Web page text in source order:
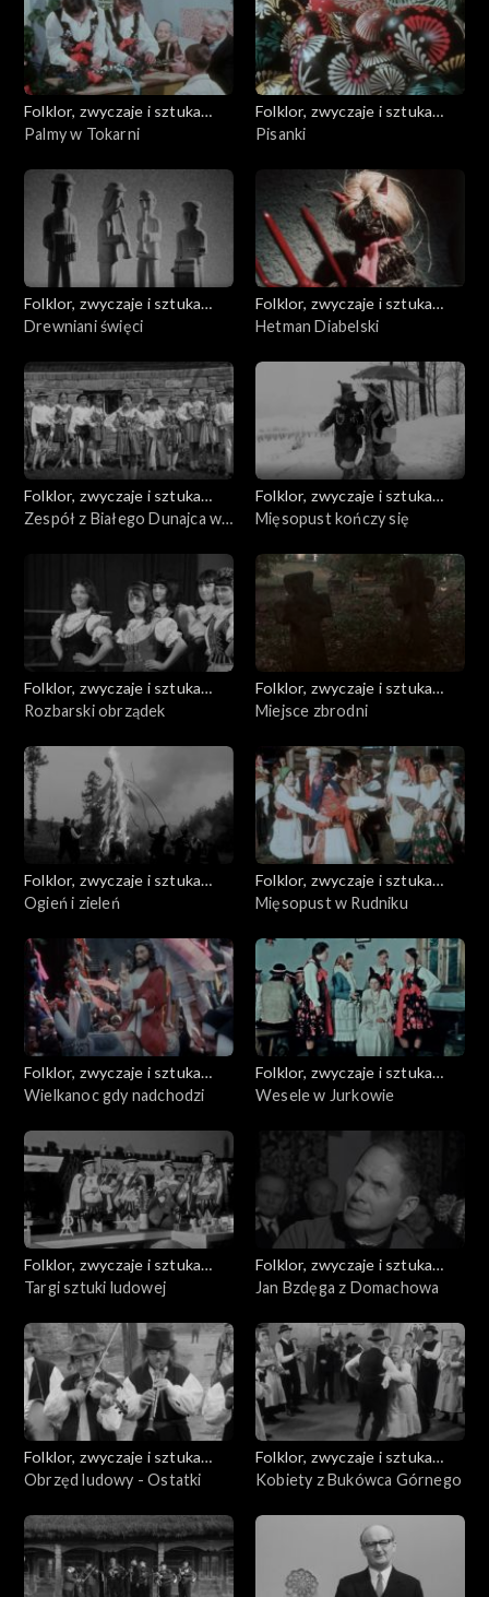
Zakopane 1970
Folklor, zwyczaje i sztuka
ludowa
Palmy w Tokarni
Folklor, zwyczaje i sztuka
ludowa
Pisanki
Folklor, zwyczaje i sztuka
ludowa
Drewniani święci
Folklor, zwyczaje i sztuka
ludowa
Hetman Diabelski
Folklor, zwyczaje i sztuka
ludowa
Zespół z Białego Dunajca w
Folklor, zwyczaje i sztuka
ludowa
Mięsopust kończy się
Folklor, zwyczaje i sztuka
ludowa
Rozbarski obrządek
Folklor, zwyczaje i sztuka
ludowa
Miejsce zbrodni
Folklor, zwyczaje i sztuka
ludowa
Ogień i zieleń
Folklor, zwyczaje i sztuka
ludowa
Mięsopust w Rudniku
Folklor, zwyczaje i sztuka
ludowa
Wielkanoc gdy nadchodzi
Folklor, zwyczaje i sztuka
ludowa
Wesele w Jurkowie
Folklor, zwyczaje i sztuka
ludowa
Targi sztuki ludowej
Folklor, zwyczaje i sztuka
ludowa
Jan Bzdęga z Domachowa
Folklor, zwyczaje i sztuka
ludowa
Obrzęd ludowy - Ostatki
Folklor, zwyczaje i sztuka
ludowa
Kobiety z Bukówca Górnego